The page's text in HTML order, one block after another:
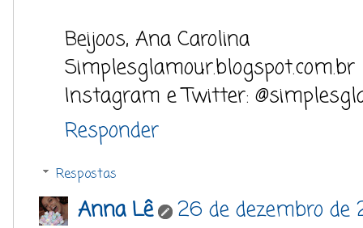
Beijoos, Ana Carolina
Simplesglamour.blogspot.com.br
Instagram e Twitter:
Responder
Respostas
Anna Lê
26 de dezembro de